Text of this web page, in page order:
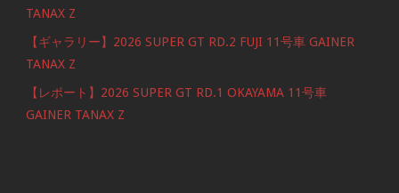
TANAX Z
【ギャラリー】2026 SUPER GT RD.2 FUJI 11号車 GAINER
TANAX Z
【レポート】2026 SUPER GT RD.1 OKAYAMA 11号車
GAINER TANAX Z